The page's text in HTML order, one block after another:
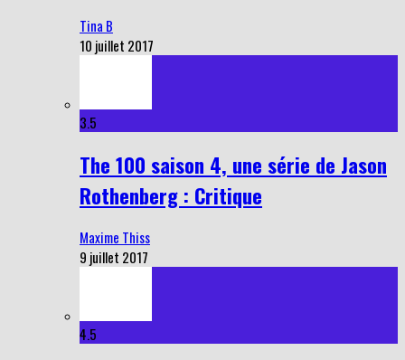
Tina B
10 juillet 2017
3.5
The 100 saison 4, une série de Jason
Rothenberg : Critique
Maxime Thiss
9 juillet 2017
4.5